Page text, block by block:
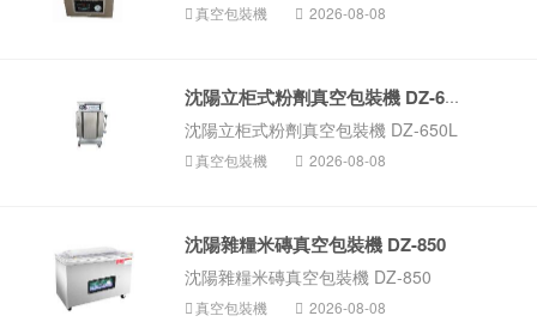
真空包裝機 2026-08-08
沈陽立柜式粉劑真空包裝機 DZ-650L
沈陽立柜式粉劑真空包裝機 DZ-650L
真空包裝機 2026-08-08
沈陽雜糧米磚真空包裝機 DZ-850
沈陽雜糧米磚真空包裝機 DZ-850
真空包裝機 2026-08-08